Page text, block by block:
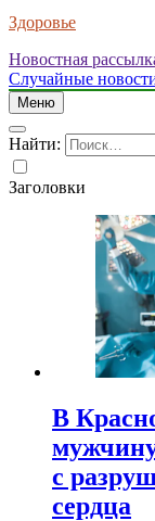
Здоровье
Новостная
Случайные
Меню
Найти:
Заголовки
В
с
сердца